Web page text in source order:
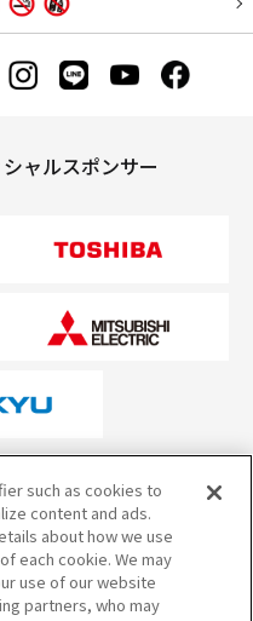
ャルスポンサー
ーについて
のお問い合わせ
レフォンサービス
such as cookies to
content and ads.
about how we use
each cookie. We may
use of our website
partners, who may